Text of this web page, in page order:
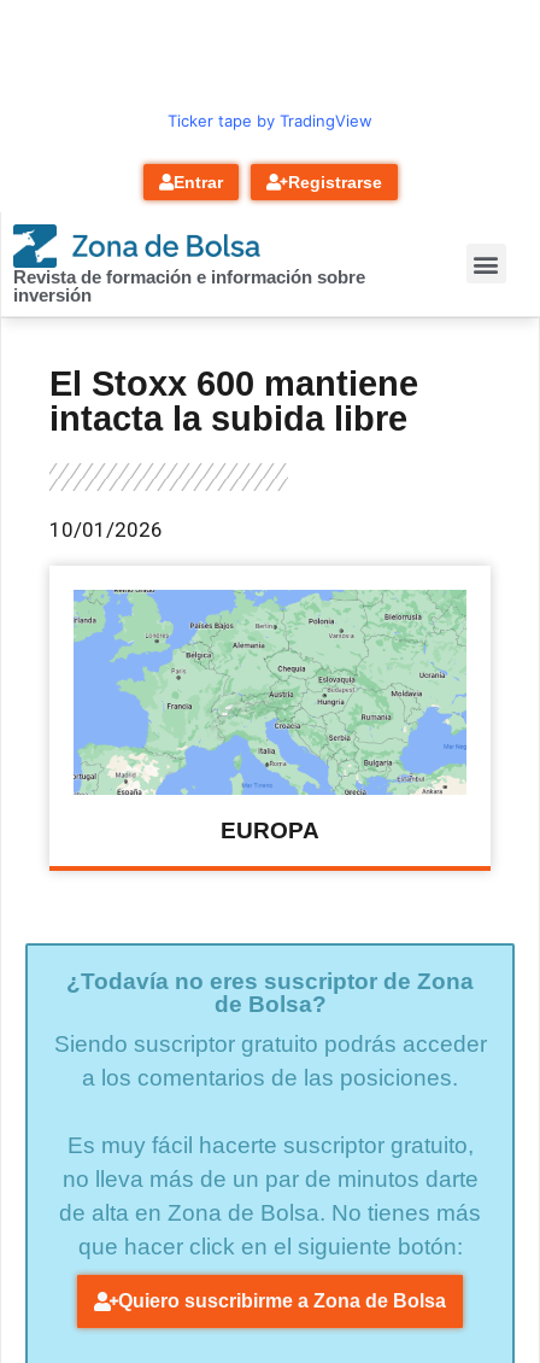
Ticker tape by TradingView
Entrar Registrarse
Revista de formación e información sobre
inversión
El Stoxx 600 mantiene
intacta la subida libre
10/01/2026
EUROPA
¿Todavía no eres suscriptor de Zona
de Bolsa?
Siendo suscriptor gratuito podrás acceder
a los comentarios de las posiciones.
Es muy fácil hacerte suscriptor gratuito,
no lleva más de un par de minutos darte
de alta en Zona de Bolsa. No tienes más
que hacer click en el siguiente botón:
Quiero suscribirme a Zona de Bolsa